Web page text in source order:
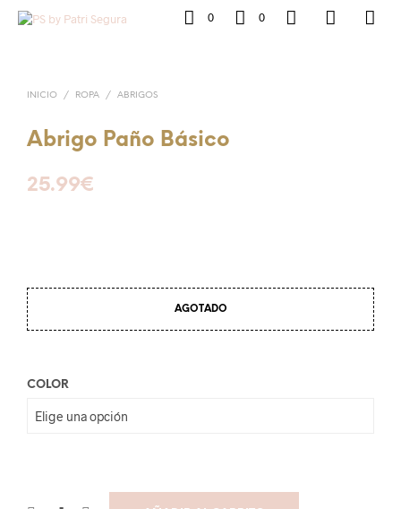
0 0
INICIO / ROPA / ABRIGOS
Abrigo Paño Básico
25.99€
AGOTADO
COLOR